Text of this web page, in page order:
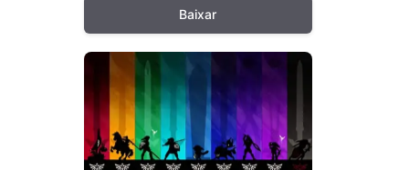
Baixar